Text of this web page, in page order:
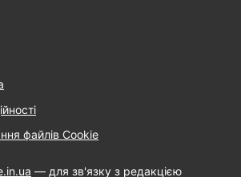
файлів Cookie
— для зв'язку з редакцією